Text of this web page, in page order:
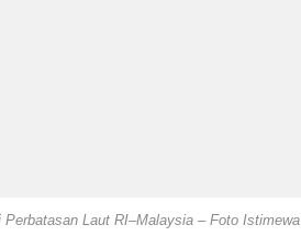
Laut RI–Malaysia – Foto Istimewa